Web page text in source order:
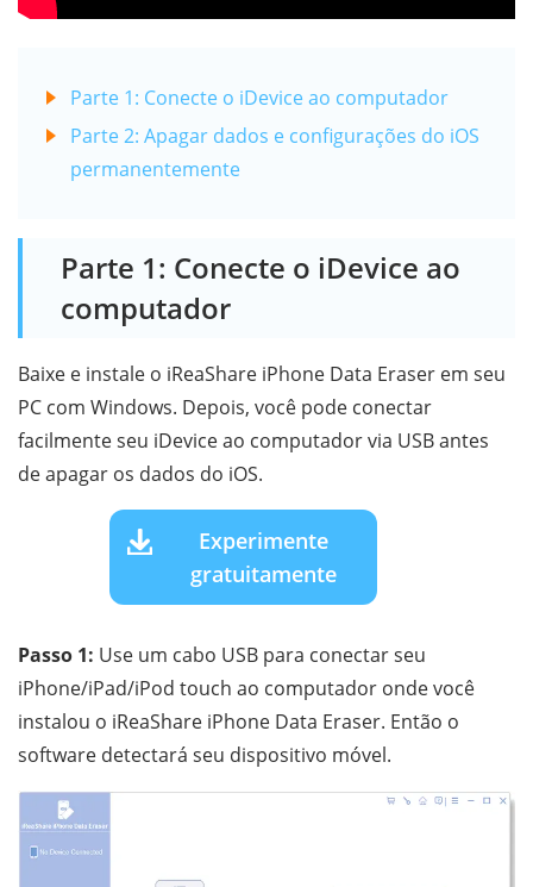
Parte 1: Conecte o iDevice ao computador
Parte 2: Apagar dados e configurações do iOS
permanentemente
Parte 1: Conecte o iDevice ao
computador
Baixe e instale o iReaShare iPhone Data Eraser em seu
PC com Windows. Depois, você pode conectar
facilmente seu iDevice ao computador via USB antes
de apagar os dados do iOS.
Experimente
gratuitamente
Passo 1: Use um cabo USB para conectar seu
iPhone/iPad/iPod touch ao computador onde você
instalou o iReaShare iPhone Data Eraser. Então o
software detectará seu dispositivo móvel.